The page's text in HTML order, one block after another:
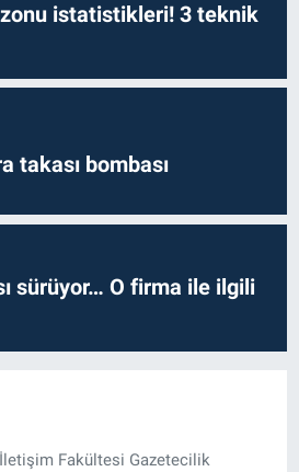
istatistikleri! 3 teknik
takası bombası
sürüyor… O firma ile ilgili
Fakültesi Gazetecilik